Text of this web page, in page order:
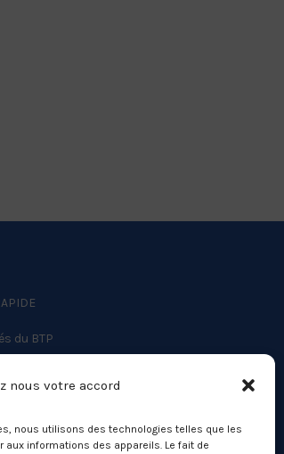
nous votre accord
nous utilisons des technologies telles que les
informations des appareils. Le fait de
du BTP
légales